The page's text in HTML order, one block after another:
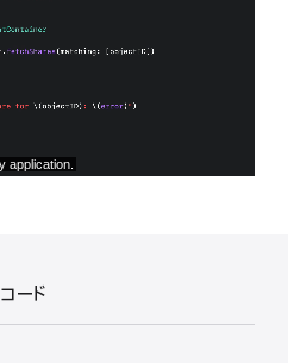
コード